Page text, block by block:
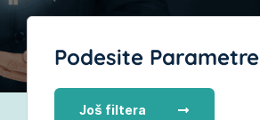
Podesite Parametre
Još filtera